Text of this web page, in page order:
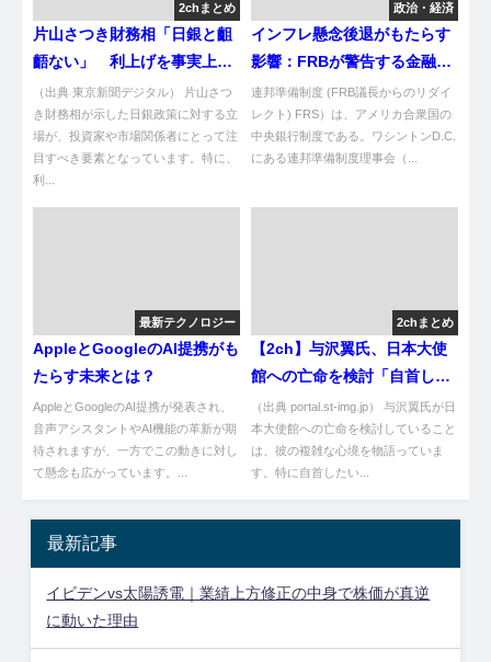
2chまとめ
片山さつき財務相「日銀と齟
齬ない」 利上げを事実上容
認 [蚤の市★]
（出典 東京新聞デジタル） 片山さつ
き財務相が示した日銀政策に対する立
場が、投資家や市場関係者にとって注
目すべき要素となっています。特に、
利...
政治・経済
インフレ懸念後退がもたらす
影響：FRBが警告する金融市
場の兆候
連邦準備制度 (FRB議長からのリダイ
レクト) FRS）は、アメリカ合衆国の
中央銀行制度である。ワシントンD.C.
にある連邦準備制度理事会（...
最新テクノロジー
AppleとGoogleのAI提携がも
たらす未来とは？
AppleとGoogleのAI提携が発表され、
音声アシスタントやAI機能の革新が期
待されますが、一方でこの動きに対し
て懸念も広がっています。...
2chまとめ
【2ch】与沢翼氏、日本大使
館への亡命を検討「自首した
いです」 離婚した妻への保
険金の額も明かす [冬月記者
★]
（出典 portal.st-img.jp） 与沢翼氏が日
本大使館への亡命を検討していること
は、彼の複雑な心境を物語っていま
す。特に自首したい...
最新記事
イビデンvs太陽誘電｜業績上方修正の中身で株価が真逆
に動いた理由